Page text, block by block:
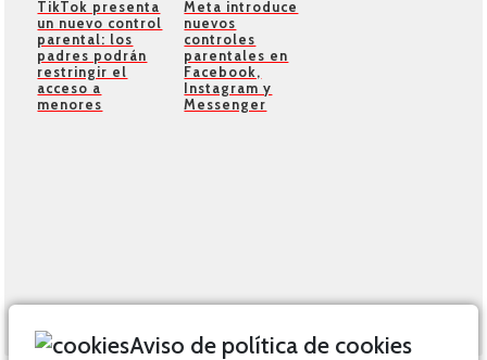
TikTok presenta
un nuevo control
parental: los
padres podrán
restringir el
acceso a
menores
Meta introduce
nuevos
controles
parentales en
Facebook,
Instagram y
Messenger
Aviso de política de cookies